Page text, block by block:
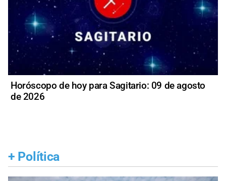
Horóscopo de hoy para Sagitario: 09 de agosto
de 2026
+ Política